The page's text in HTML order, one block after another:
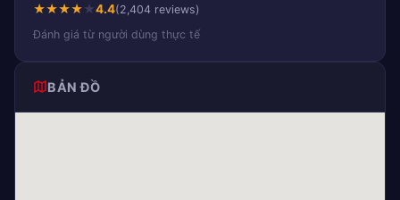
★★★★★4.4(2,404 reviews)
Đánh giá từ người dùng thực tế
BẢN ĐỒ